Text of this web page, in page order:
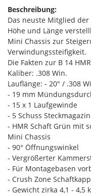
Beschreibung:
Das neuste Mitglied der
Höhe und Länge
Mini Chassis zur
Verwindungssteifigkeit.
Die Fakten zur B 14
Kaliber: .308 Win.
Lauflänge: - 20" / .308
- 19 mm
- 15 x 1 Laufgewinde
- 5 Schuss
- HMR Schaft Grün mit
Mini Chassis
- 90° Öffnungswinkel
- Vergrößerter
- Für Montagebasen
- Crush Zone
- Gewicht zirka 4,1 - 4,5